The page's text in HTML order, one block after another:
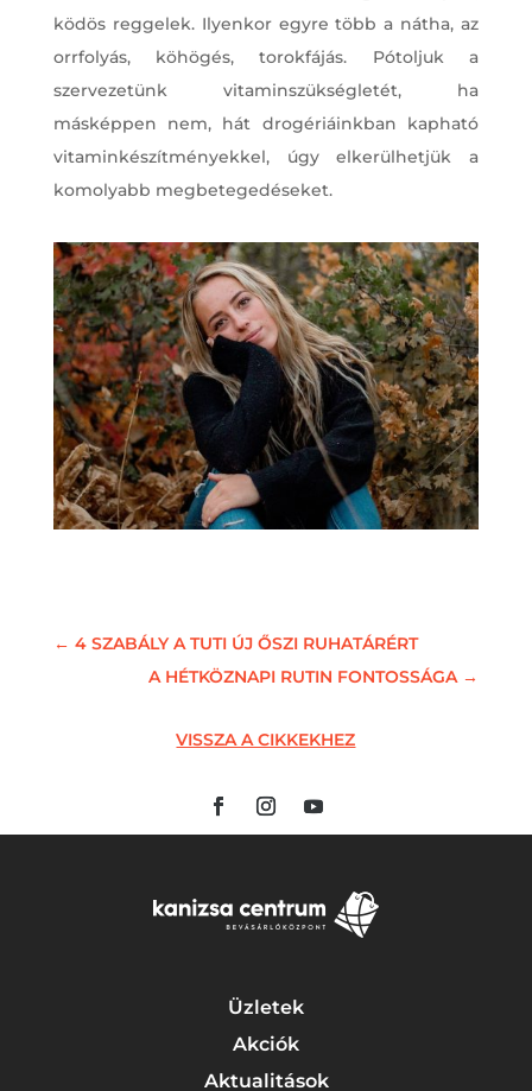
ködös reggelek. Ilyenkor egyre több a nátha, az
orrfolyás, köhögés, torokfájás. Pótoljuk a
szervezetünk vitaminszükségletét, ha
másképpen nem, hát drogériáinkban kapható
vitaminkészítményekkel, úgy elkerülhetjük a
komolyabb megbetegedéseket.
← 4 SZABÁLY A TUTI ÚJ ŐSZI RUHATÁRÉRT
A HÉTKÖZNAPI RUTIN FONTOSSÁGA→
VISSZA A CIKKEKHEZ
Üzletek
Akciók
Aktualitások